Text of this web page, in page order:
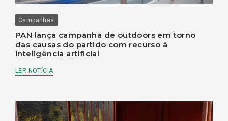
Campanhas
PAN lança campanha de outdoors em torno
das causas do partido com recurso à
inteligência artificial
LER NOTÍCIA